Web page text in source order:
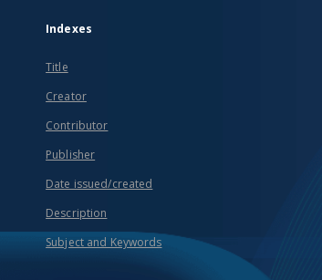
Indexes
Title
Creator
Contributor
Publisher
Date issued/created
Description
Subject and Keywords